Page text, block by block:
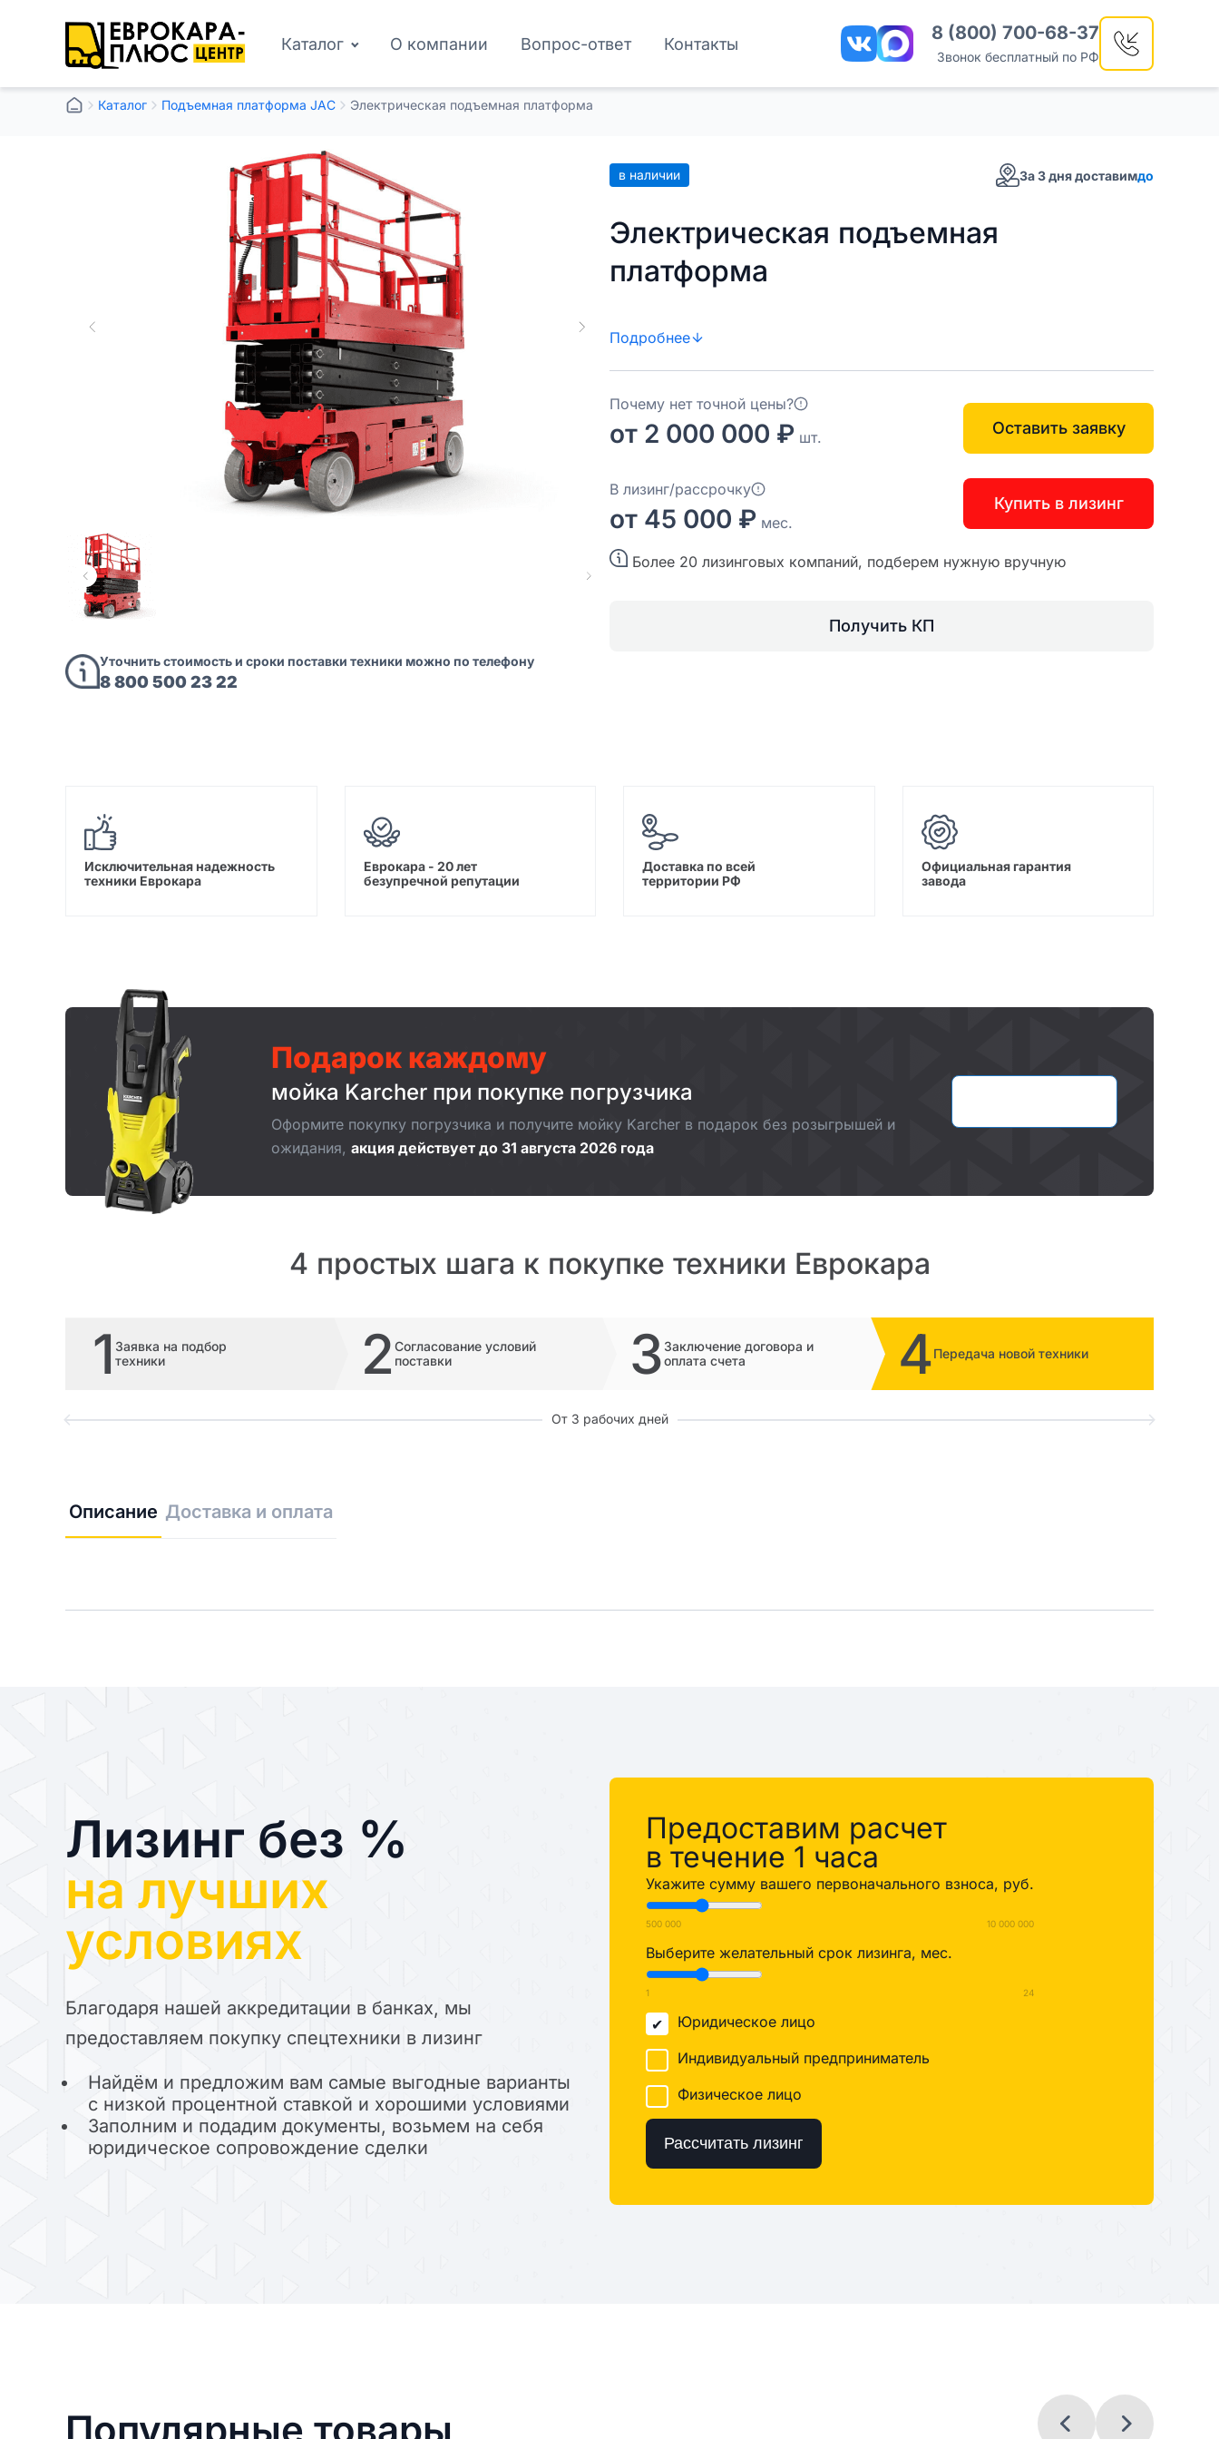
Каталог О компании Вопрос-ответ Контакты 8 (800) 700-68-37
Звонок бесплатный по РФ
Каталог Подъемная платформа JAC Электрическая подъемная платформа
Уточнить стоимость и сроки поставки техники можно по телефону
8 800 500 23 22
в наличии За 3 дня доставимдо
Электрическая подъемная
платформа
Подробнее
Почему нет точной цены?
от 2 000 000 ₽ шт. Оставить заявку
В лизинг/рассрочку
от 45 000 ₽ мес.
Купить в лизинг
Более 20 лизинговых компаний, подберем нужную вручную
Получить КП
Исключительная надежность
техники Еврокара
Еврокара - 20 лет
безупречной репутации
Доставка по всей
территории РФ
Официальная гарантия
завода
Подарок каждому
мойка Karcher при покупке погрузчика
Оформите покупку погрузчика и получите мойку Karcher в подарок без розыгрышей и
ожидания, акция действует до 31 августа 2026 года
4 простых шага к покупке техники Еврокара
1 Заявка на подбор
техники
2 Согласование условий
поставки
3 Заключение договора и
оплата счета
4Передача новой техники
От 3 рабочих дней
Описание Доставка и оплата
Лизинг без %
на лучших
условиях
Благодаря нашей аккредитации в банках, мы
предоставляем покупку спецтехники в лизинг
Найдём и предложим вам самые выгодные варианты
с низкой процентной ставкой и хорошими условиями
Заполним и подадим документы, возьмем на себя
юридическое сопровождение сделки
Предоставим расчет
в течение 1 часа
Укажите сумму вашего первоначального взноса, руб.
500 000 10 000 000
Выберите желательный срок лизинга, мес.
1 24
Юридическое лицо
Индивидуальный предприниматель
Физическое лицо
Рассчитать лизинг
Популярные товары